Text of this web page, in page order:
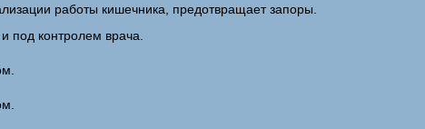
работы кишечника, предотвращает запоры.
под контролем врача.